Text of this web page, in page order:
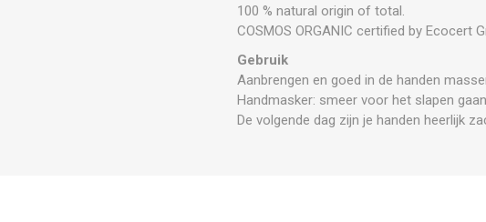
100 % natural origin of total.
COSMOS ORGANIC certified by Ecocert
Gebruik
Aanbrengen en goed in de handen
Handmasker: smeer voor het slapen
De volgende dag zijn je handen heerlijk